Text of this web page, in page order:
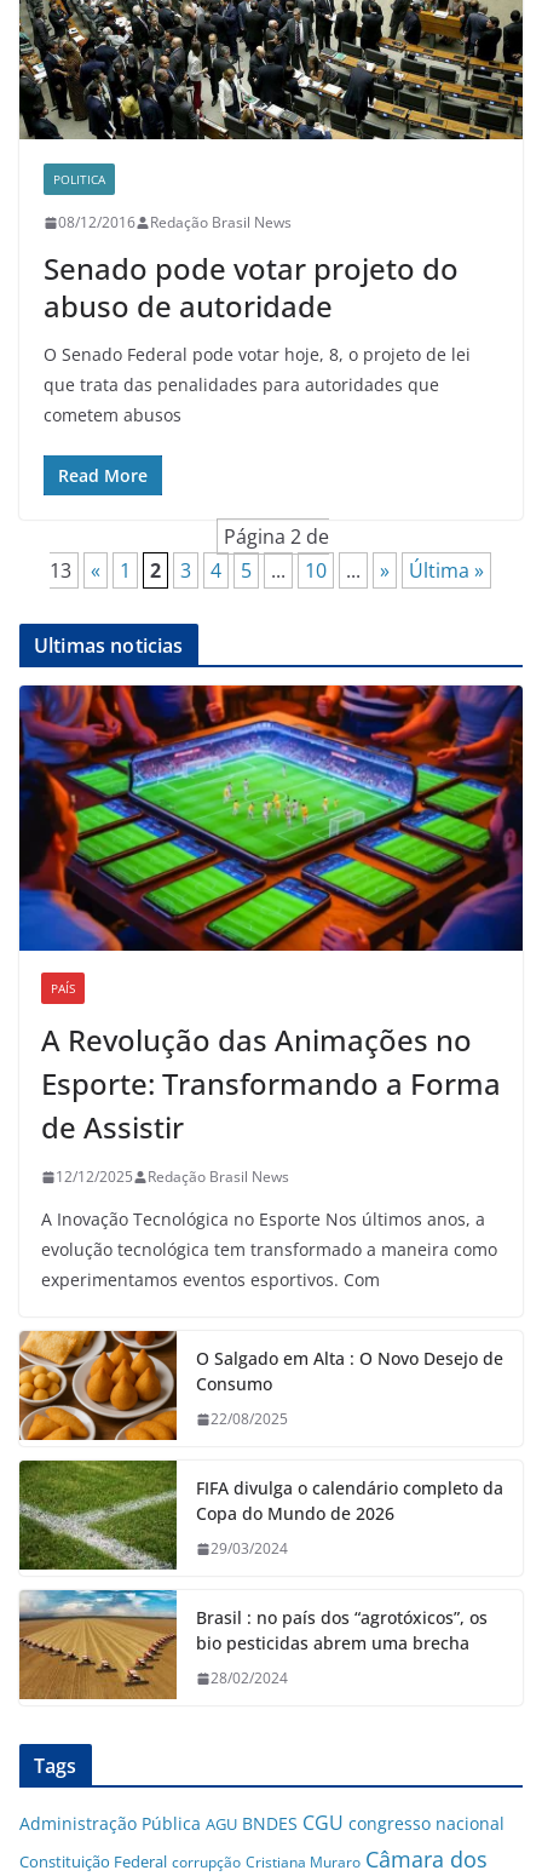
POLITICA
08/12/2016 Redação Brasil News
Senado pode votar projeto do
abuso de autoridade
O Senado Federal pode votar hoje, 8, o projeto de lei
que trata das penalidades para autoridades que
cometem abusos
Read More
Página 2 de
13
« 1 2 3 4 5 ... 10 ... » Última »
Ultimas noticias
PAÍS
A Revolução das Animações no
Esporte: Transformando a Forma
de Assistir
12/12/2025 Redação Brasil News
A Inovação Tecnológica no Esporte Nos últimos anos, a
evolução tecnológica tem transformado a maneira como
experimentamos eventos esportivos. Com
O Salgado em Alta : O Novo Desejo de
Consumo
22/08/2025
FIFA divulga o calendário completo da
Copa do Mundo de 2026
29/03/2024
Brasil : no país dos “agrotóxicos”, os
bio pesticidas abrem uma brecha
28/02/2024
Tags
Administração Pública AGU BNDES CGU congresso nacional
Constituição Federal corrupção Cristiana Muraro Câmara dos